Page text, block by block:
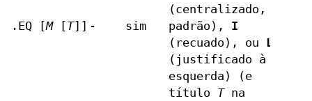
.EQ [M[T]] - sim
(centralizado,
padrão), I
(recuado), ou L
(justificado à
esquerda) (e
título Tna